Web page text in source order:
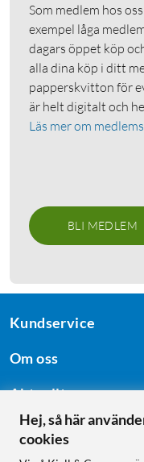
Som medlem hos
exempel låga
dagars öppet köp
alla dina köp i ditt
papperskvitton för
är helt digitalt och
Läs mer om
BLI MEDLEM
Kundservice
Om oss
Aktuellt
Följ oss
Hej, så här
cookies